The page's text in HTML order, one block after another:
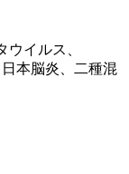
イルス、
本脳炎、二種混